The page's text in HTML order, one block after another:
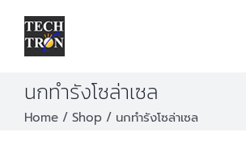
Skip
content
นกทำรังโซล่าเซล
Home Shop นกทำรังโซล่าเซล